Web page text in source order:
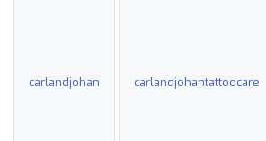
carlandjohan carlandjohantattoocare